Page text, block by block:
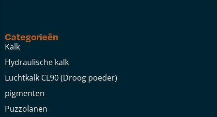
Categorieën
Kalk
Hydraulische kalk
Luchtkalk CL90 (Droog poeder)
pigmenten
Puzzolanen